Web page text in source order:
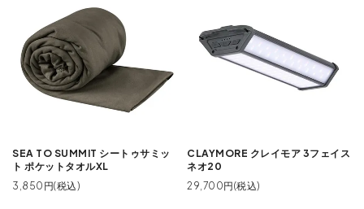
SEA TO SUMMIT シートゥサミッ
ト ポケットタオルXL
3,850円(税込)
CLAYMORE クレイモア 3フェイス
ネオ20
29,700円(税込)